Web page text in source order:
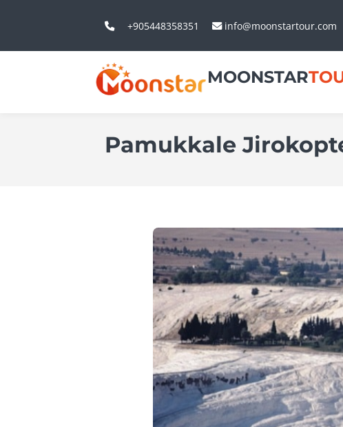
+905448358351 info@moonstartour.com
MOONSTAR
Pamukkale